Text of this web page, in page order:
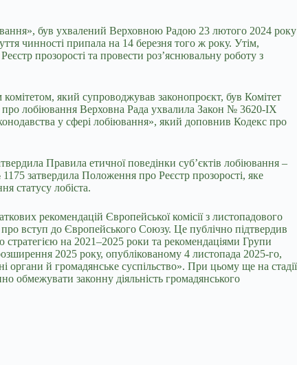
був ухвалений Верховною Радою 23 лютого 2024 року
чинності припала на 14 березня того ж року. Утім,
прозорості та провести роз’яснювальну роботу з
який супроводжував законопроєкт, був Комітет
лобіювання Верховна Рада ухвалила Закон № 3620-IX
у сфері лобіювання», який доповнив Кодекс про
Правила етичної поведінки суб’єктів лобіювання –
затвердила Положення про Реєстр прозорості, яке
статусу лобіста.
рекомендацій Європейської комісії з листопадового
вступ до Європейського Союзу. Це публічно підтвердив
на 2021–2025 роки та рекомендаціями Групи
2025 року, опублікованому 4 листопада 2025-го,
органи й громадянське суспільство». При цьому ще на стадії
обмежувати законну діяльність громадянського